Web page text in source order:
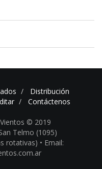
Distribución
Contáctenos
© 2019
Telmo (1095)
rotativas) • Email: